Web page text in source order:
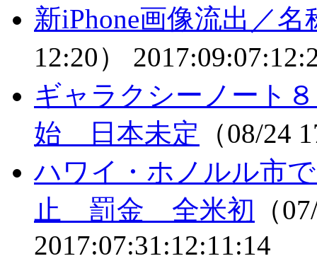
新iPhone画像流出／
12:20）
ギャラクシーノート
始 日本未定 （08/24
ハワイ・ホノルル市
止 罰金 全米初 （
2017:07:31:12:11:14